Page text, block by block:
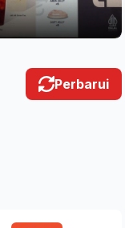
Perbarui